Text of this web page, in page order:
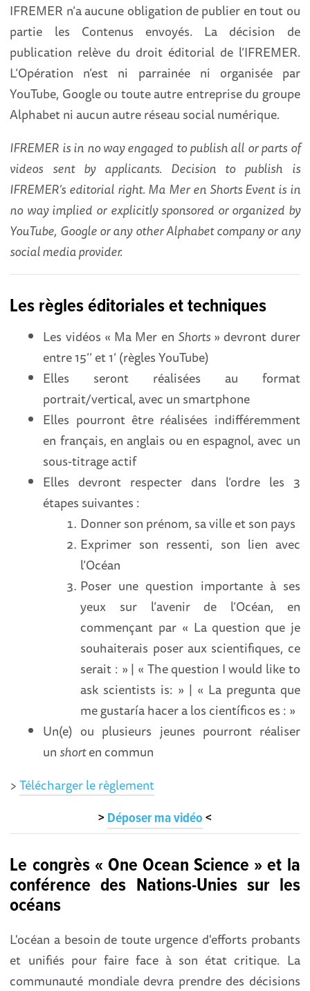
IFREMER n’a aucune obligation de publier en tout ou
partie les Contenus envoyés. La décision de
publication relève du droit éditorial de l’IFREMER.
L’Opération n’est ni parrainée ni organisée par
YouTube, Google ou toute autre entreprise du groupe
Alphabet ni aucun autre réseau social numérique.
IFREMER is in no way engaged to publish all or parts of
videos sent by applicants. Decision to publish is
IFREMER’s editorial right. Ma Mer en Shorts Event is in
no way implied or explicitly sponsored or organized by
YouTube, Google or any other Alphabet company or any
social media provider.
Les règles éditoriales et techniques
Les vidéos « Ma Mer en Shorts» devront durer
entre 15’’ et 1’ (règles YouTube)
Elles seront réalisées au format
portrait/vertical, avec un smartphone
Elles pourront être réalisées indifféremment
en français, en anglais ou en espagnol, avec un
sous-titrage actif
Elles devront respecter dans l’ordre les 3
étapes suivantes :
Donner son prénom, sa ville et son pays
Exprimer son ressenti, son lien avec
l’Océan
Poser une question importante à ses
yeux sur l’avenir de l’Océan, en
commençant par « La question que je
souhaiterais poser aux scientifiques, ce
serait : » | « The question I would like to
ask scientists is: » | « La pregunta que
me gustaría hacer a los científicos es : »
Un(e) ou plusieurs jeunes pourront réaliser
un shorten commun
>Télécharger le règlement
>Déposer ma vidéo<
Le congrès « One Ocean Science » et la
conférence des Nations-Unies sur les
océans
L'océan a besoin de toute urgence d'efforts probants
et unifiés pour faire face à son état critique. La
communauté mondiale devra prendre des décisions